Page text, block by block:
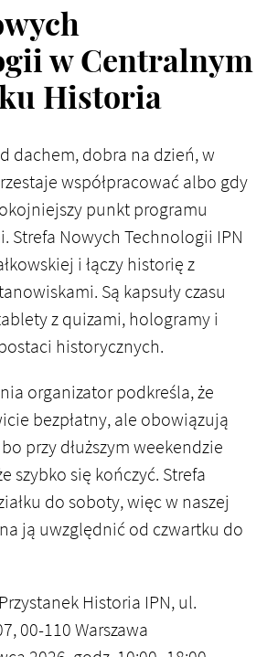
w Centralnym
Historia
dachem, dobra na dzień, w
współpracować albo gdy
punkt programu
Strefa Nowych Technologii IPN
i łączy historię z
Są kapsuły czasu
z quizami, hologramy i
historycznych.
organizator podkreśla, że
bezpłatny, ale obowiązują
przy dłuższym weekendzie
szybko się kończyć. Strefa
do soboty, więc w naszej
ją uwzględnić od czwartku do
Historia IPN, ul.
00-110 Warszawa